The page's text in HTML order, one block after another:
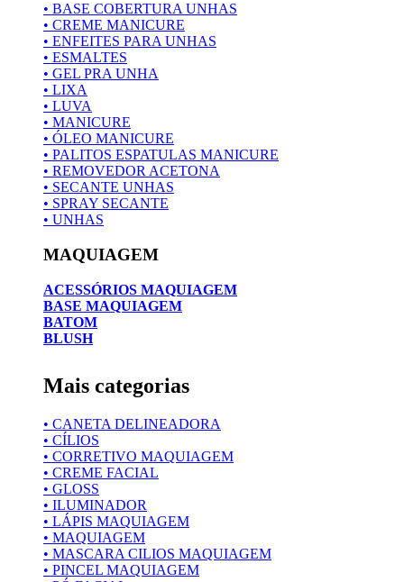
• BASE COBERTURA UNHAS
• CREME MANICURE
• ENFEITES PARA UNHAS
• ESMALTES
• GEL PRA UNHA
• LIXA
• LUVA
• MANICURE
• ÓLEO MANICURE
• PALITOS ESPATULAS MANICURE
• REMOVEDOR ACETONA
• SECANTE UNHAS
• SPRAY SECANTE
• UNHAS
MAQUIAGEM
ACESSÓRIOS MAQUIAGEM
BASE MAQUIAGEM
BATOM
BLUSH
Mais categorias
• CANETA DELINEADORA
• CÍLIOS
• CORRETIVO MAQUIAGEM
• CREME FACIAL
• GLOSS
• ILUMINADOR
• LÁPIS MAQUIAGEM
• MAQUIAGEM
• MASCARA CILIOS MAQUIAGEM
• PINCEL MAQUIAGEM